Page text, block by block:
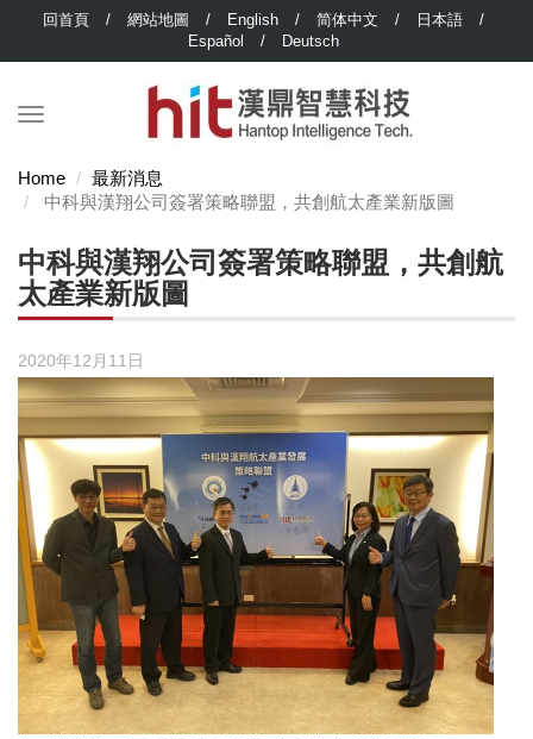
回首頁 / 網站地圖 / English / 简体中文 / 日本語
/
Español
/ Deutsch
Home
最新消息
中科與漢翔公司簽署策略聯盟，共創航太產業新版圖
中科與漢翔公司簽署策略聯盟，共創航
太產業新版圖
2020年12月11日